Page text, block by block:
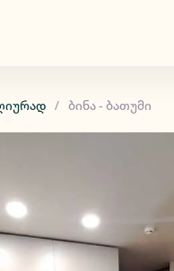
ბინა - ბათუმი